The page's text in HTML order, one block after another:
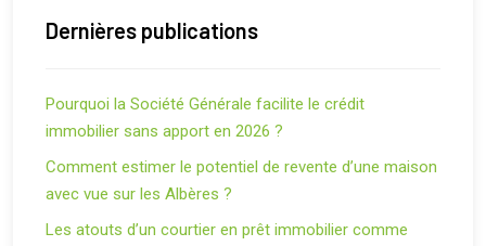
Dernières publications
Pourquoi la Société Générale facilite le crédit
immobilier sans apport en 2026 ?
Comment estimer le potentiel de revente d’une maison
avec vue sur les Albères ?
Les atouts d’un courtier en prêt immobilier comme